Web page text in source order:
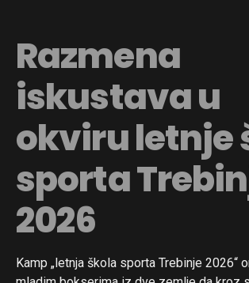
Razmena
iskustava u
okviru letnje
sporta
2026
Kamp „letnja škola sporta Trebinje 2026“